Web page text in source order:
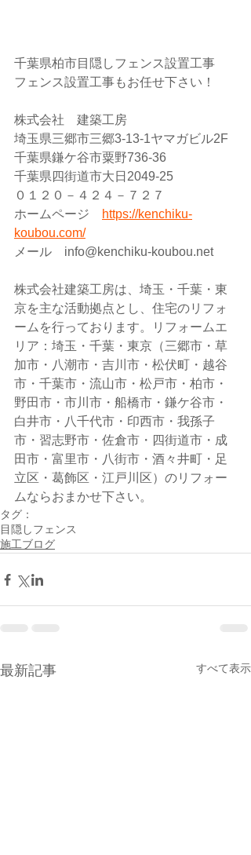
千葉県柏市目隠しフェンス設置工事
フェンス設置工事もお任せ下さい！
株式会社　建築工房
埼玉県三郷市三郷3-13-1ヤマガビル2F
千葉県鎌ケ谷市粟野736-36
千葉県四街道市大日2049-25
０１２０－４２４－７２７
ホームページ
https://kenchiku-
koubou.com/
メール　info@kenchiku-koubou.net
株式会社建築工房は、埼玉・千葉・東
京を主な活動拠点とし、住宅のリフォ
ームを行っております。リフォームエ
リア：埼玉・千葉・東京（三郷市・草
加市・八潮市・吉川市・松伏町・越谷
市・千葉市・流山市・松戸市・柏市・
野田市・市川市・船橋市・鎌ケ谷市・
白井市・八千代市・印西市・我孫子
市・習志野市・佐倉市・四街道市・成
田市・富里市・八街市・酒々井町・足
立区・葛飾区・江戸川区）のリフォー
ムならおまかせ下さい。
タグ：
目隠しフェンス
施工ブログ
最新記事 すべて表示